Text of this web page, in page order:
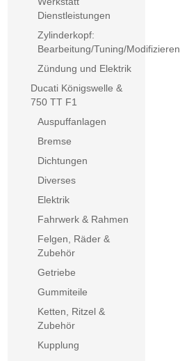
Dienstleistungen
Zylinderkopf:
Bearbeitung/Tuning/Modifizieren
Zündung und Elektrik
Ducati Königswelle &
750 TT F1
Auspuffanlagen
Bremse
Dichtungen
Diverses
Elektrik
Fahrwerk & Rahmen
Felgen, Räder &
Zubehör
Getriebe
Gummiteile
Ketten, Ritzel &
Zubehör
Kupplung